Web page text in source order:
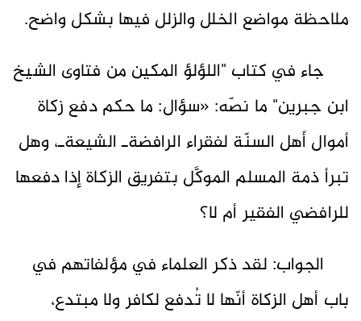
ملاحظة مواضع الخلل والزلل فيها بشكل واضح.
جاء في كتاب "اللؤلؤ المكين من فتاوى الشيخ
ابن جبرين" ما نصّه: «سؤال: ما حكم دفع زكاة
أموال أَهل السنّة لفقراء الرافضةـ الشيعةـ، وهل
تبرأ ذمة المسلم الموكَّل بتفريق الزكاة إذا دفعها
للرافضي الفقير أم لا؟
الجواب: لقد ذكر العلماء في مؤلفاتهم في
باب أهل الزكاة أنّها لا تُدفع لكافر ولا مبتدع،